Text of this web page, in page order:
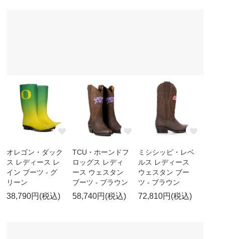
オレゴン・ダック
ス レディース レ
イン ブーツ - グ
リーン
38,790円(税込)
TCU・ホーンドフ
ロッグス レディ
ース ウェスタン
ブーツ - ブラウン
58,740円(税込)
ミシシッピ・レベ
ルス レディース
ウェスタン ブー
ツ - ブラウン
72,810円(税込)